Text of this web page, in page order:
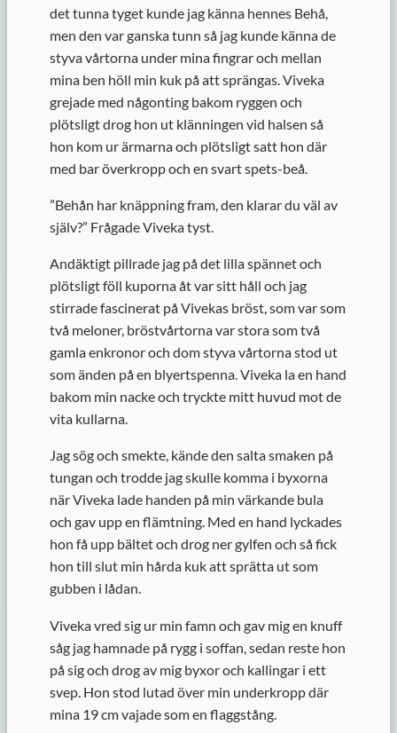
det tunna tyget kunde jag känna hennes Behå,
men den var ganska tunn så jag kunde känna de
styva vårtorna under mina fingrar och mellan
mina ben höll min kuk på att sprängas. Viveka
grejade med någonting bakom ryggen och
plötsligt drog hon ut klänningen vid halsen så
hon kom ur ärmarna och plötsligt satt hon där
med bar överkropp och en svart spets-beå.
”Behån har knäppning fram, den klarar du väl av
själv?” Frågade Viveka tyst.
Andäktigt pillrade jag på det lilla spännet och
plötsligt föll kuporna åt var sitt håll och jag
stirrade fascinerat på Vivekas bröst, som var som
två meloner, bröstvårtorna var stora som två
gamla enkronor och dom styva vårtorna stod ut
som änden på en blyertspenna. Viveka la en hand
bakom min nacke och tryckte mitt huvud mot de
vita kullarna.
Jag sög och smekte, kände den salta smaken på
tungan och trodde jag skulle komma i byxorna
när Viveka lade handen på min värkande bula
och gav upp en flämtning. Med en hand lyckades
hon få upp bältet och drog ner gylfen och så fick
hon till slut min hårda kuk att sprätta ut som
gubben i lådan.
Viveka vred sig ur min famn och gav mig en knuff
såg jag hamnade på rygg i soffan, sedan reste hon
på sig och drog av mig byxor och kallingar i ett
svep. Hon stod lutad över min underkropp där
mina 19 cm vajade som en flaggstång.